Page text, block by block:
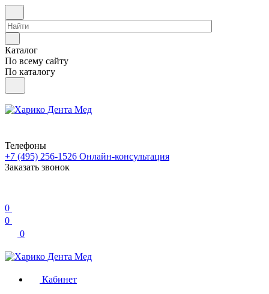
Каталог
По всему сайту
По каталогу
Телефоны
+7 (495) 256-1526 Онлайн-консультация
Заказать звонок
0
0
0
Кабинет